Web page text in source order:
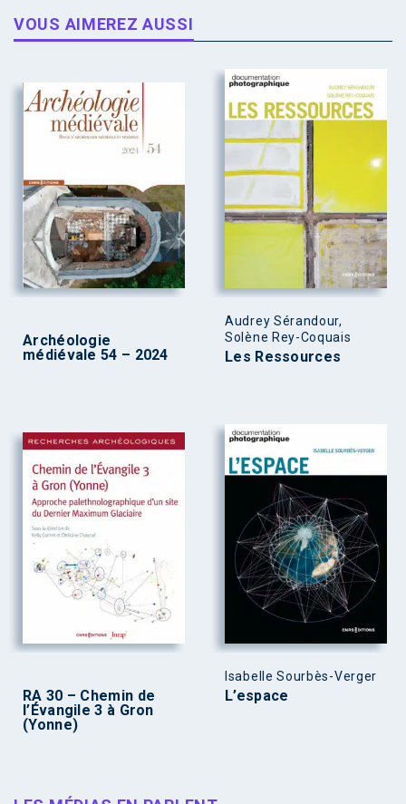
VOUS AIMEREZ AUSSI
Archéologie
médiévale 54 – 2024
Audrey Sérandour,
Solène Rey-Coquais
Les Ressources
RA 30 – Chemin de
l’Évangile 3 à Gron
(Yonne)
Isabelle Sourbès-Verger
L’espace